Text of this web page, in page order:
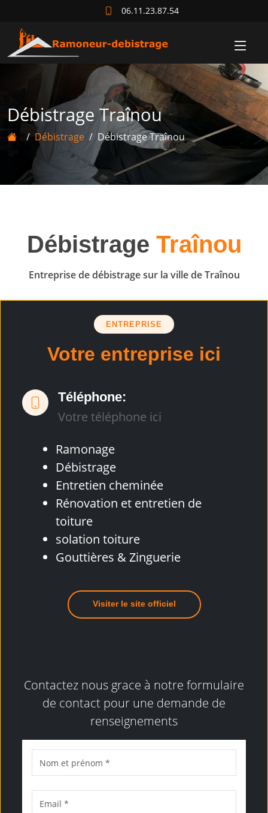
06.11.23.87.54
Débistrage Traînou
Débistrage Débistrage Traînou
Débistrage Traînou
Entreprise de débistrage sur la ville de Traînou
ENTREPRISE
Votre entreprise ici
Téléphone:
Votre téléphone ici
Ramonage
Débistrage
Entretien cheminée
Rénovation et entretien de
toiture
solation toiture
Gouttières & Zinguerie
Visiter le site officiel
Contactez nous grace à notre formulaire
de contact pour une demande de
renseignements